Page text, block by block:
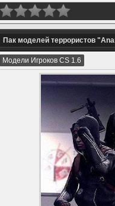
Пак моделей террористов
Модели Игроков CS 1.6